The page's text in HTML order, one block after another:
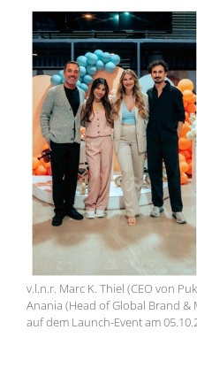
v.l.n.r. Marc K. Thiel (CEO von
Anania (Head of Global Brand &
auf dem Launch-Event am